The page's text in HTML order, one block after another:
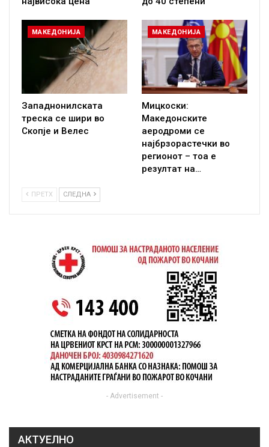
МАКЕДОНИЈА
Западнонилската
треска се шири во
Скопје и Велес
МАКЕДОНИЈА
Мицкоски:
Македонските
аеродроми се
најбрзорастечки во
регионот – тоа е
резултат на…
ПРЕТХ СЛЕДНА
- Advertisement -
АКТУЕЛНО